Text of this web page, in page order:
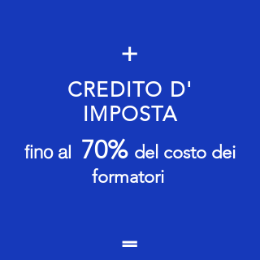
+
CREDITO D'
IMPOSTA
fino al 70% del costo dei
formatori
=